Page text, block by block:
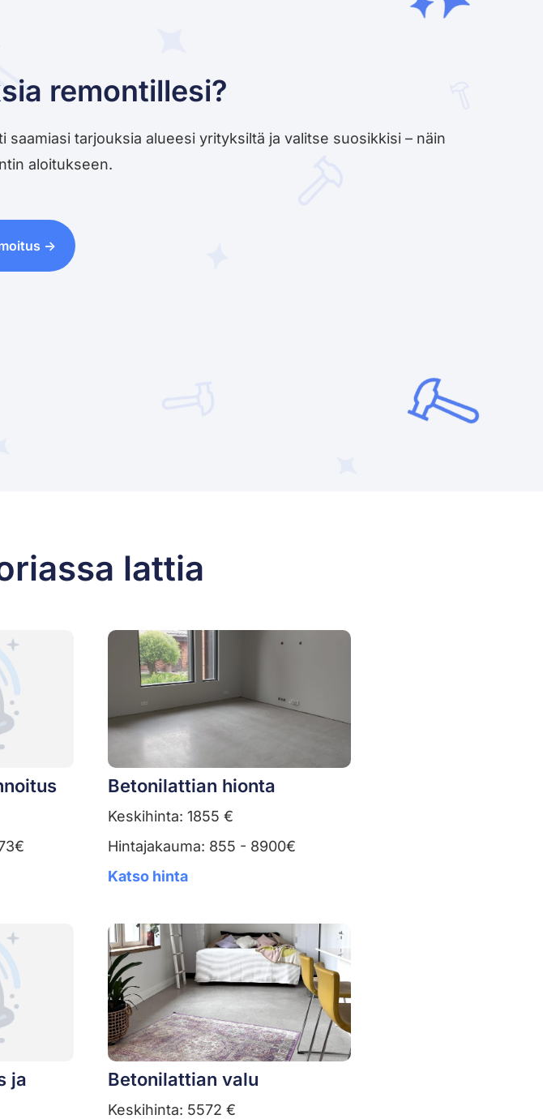
remontillesi?
tarjouksia alueesi yrityksiltä ja valitse suosikkisi – näin
aloitukseen.
->
lattia
Betonilattian hionta
Keskihinta: 1855 €
Hintajakauma: 855 - 8900€
Katso hinta
ja
Betonilattian valu
Keskihinta: 5572 €